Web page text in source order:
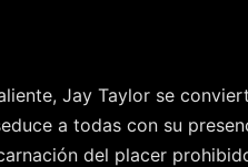
Jay Taylor se
a todas con su
del placer